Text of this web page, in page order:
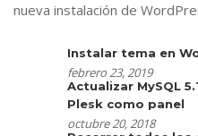
nueva instalación de
Instalar tema en
febrero 23, 2019
Actualizar MySQL
Plesk como panel
octubre 20, 2018